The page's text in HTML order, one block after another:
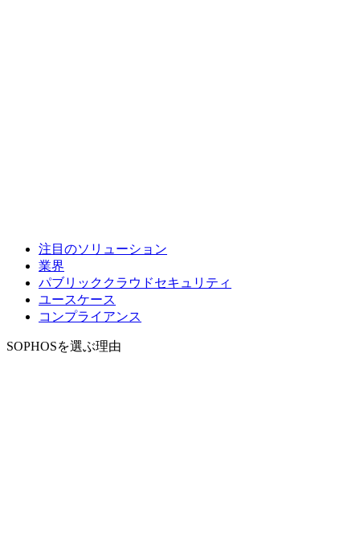
注目のソリューション
業界
パブリッククラウドセキュリティ
ユースケース
コンプライアンス
SOPHOSを選ぶ理由